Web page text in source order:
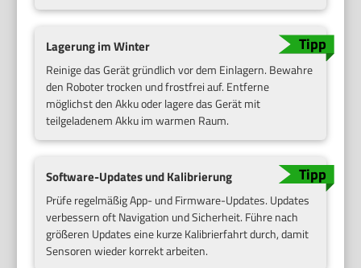
Lagerung im Winter
Reinige das Gerät gründlich vor dem Einlagern. Bewahre
den Roboter trocken und frostfrei auf. Entferne
möglichst den Akku oder lagere das Gerät mit
teilgeladenem Akku im warmen Raum.
Software-Updates und Kalibrierung
Prüfe regelmäßig App- und Firmware-Updates. Updates
verbessern oft Navigation und Sicherheit. Führe nach
größeren Updates eine kurze Kalibrierfahrt durch, damit
Sensoren wieder korrekt arbeiten.